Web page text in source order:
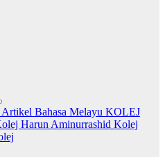
Artikel Bahasa Melayu KOLEJ
Harun Aminurrashid Kolej